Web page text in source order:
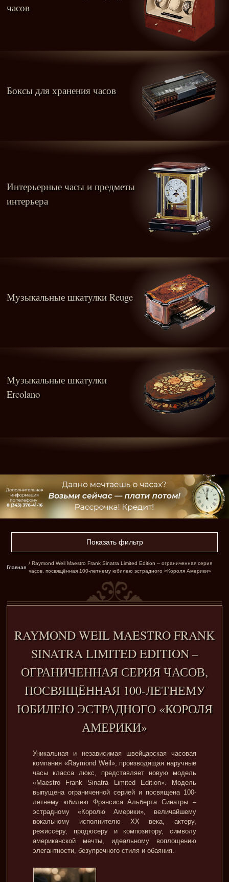
часов
Боксы для хранения часов
Интерьерные часы и предметы
интерьера
Музыкальные шкатулки Reuge
Музыкальные шкатулки
Ercolano
Показать фильтр
Главная
/ Raymond Weil Maestro Frank Sinatra Limited Edition – ограниченная серия
часов, посвящённая 100-летнему юбилею эстрадного «Короля Америки»
RAYMOND WEIL MAESTRO FRANK
SINATRA LIMITED EDITION –
ОГРАНИЧЕННАЯ СЕРИЯ ЧАСОВ,
ПОСВЯЩЁННАЯ 100-ЛЕТНЕМУ
ЮБИЛЕЮ ЭСТРАДНОГО «КОРОЛЯ
АМЕРИКИ»
Уникальная и независимая швейцарская часовая
компания «Raymond Weil», производящая наручные
часы класса люкс, представляет новую модель
«Maestro Frank Sinatra Limited Edition». Модель
выпущена ограниченной серией и посвящена 100-
летнему юбилею Фрэнсиса Альберта Синатры –
эстрадному «Королю Америки», величайшему
вокальному исполнителю XX века, актеру,
режиссёру, продюсеру и композитору, символу
американской мечты, идеальному воплощению
элегантности, безупречного стиля и обаяния.